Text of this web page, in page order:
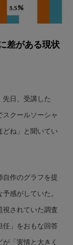
差がある現状
日、受講した
スクールソーシャ
どね」と聞いてい
作のグラフを提
感がしていた。
視されていた調査
任」をおもな回答
「実情と大きく